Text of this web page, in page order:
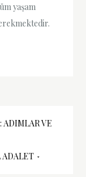
yaşam
ADIMLAR VE
ADALET